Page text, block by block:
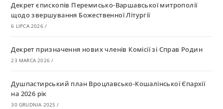
Декрет єпископів Перемисько-Варшавської митрополії
щодо звершування Божественної Літургії
6 LIPCA 2026 /
Декрет призначення нових членів Комісії зі Справ Родин
23 MARCA 2026 /
Душпастирський план Вроцлавсько-Кошалінської Єпархії
на 2026 рік
30 GRUDNIA 2025 /